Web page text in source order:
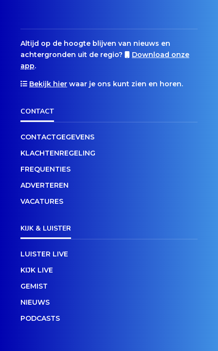
Altijd op de hoogte blijven van nieuws en
achtergronden uit de regio?
Download onze
app.
Bekijk hier waar je ons kunt zien en horen.
CONTACT
CONTACTGEGEVENS
KLACHTENREGELING
FREQUENTIES
ADVERTEREN
VACATURES
KIJK & LUISTER
LUISTER LIVE
KIJK LIVE
GEMIST
NIEUWS
PODCASTS